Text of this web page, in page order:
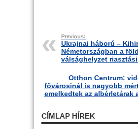
Previous:
Ukrajnai háború –
Németországban a
válsághelyzet
Otthon Centrum:
fővárosinál is nagyobb
emelkedtek az albérletárak
CÍMLAP HÍREK